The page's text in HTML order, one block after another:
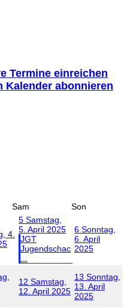
Termine einreichen
Kalender abonnieren
Sam
Son
4.
5 Samstag,
5. April 2025
JGT
Jugendschac
6 Sonntag,
6. April
2025
12 Samstag,
12. April 2025
13 Sonntag,
13. April
2025